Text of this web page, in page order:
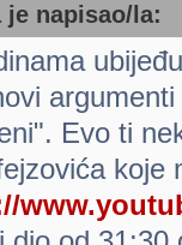
je napisao/la:
Evo ti
koje